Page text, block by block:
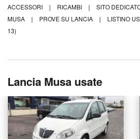
ACCESSORI
| RICAMBI | SITO
MUSA
| PROVE SU LANCIA |
LISTINO
13)
Lancia Musa usate